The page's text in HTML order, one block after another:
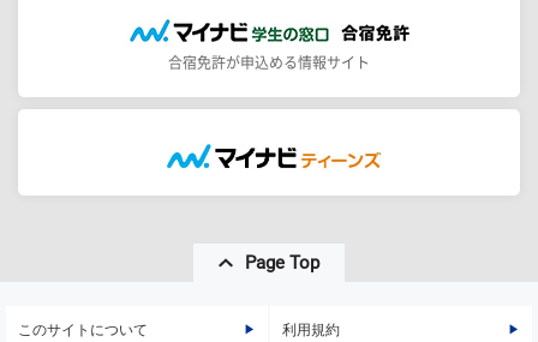
合宿免許が申込める情報サイト
Page Top
このサイトについて 利用規約